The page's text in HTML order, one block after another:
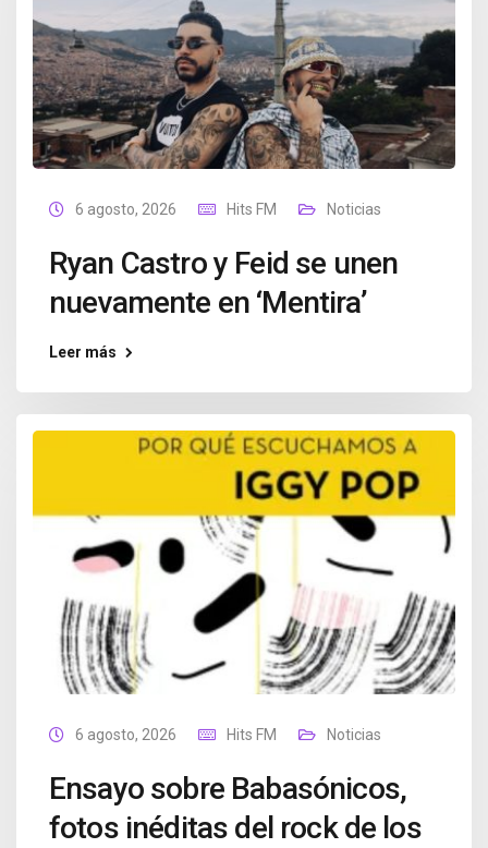
6 agosto, 2026 Hits FM Noticias
Ryan Castro y Feid se unen
nuevamente en ‘Mentira’
Leer más
6 agosto, 2026 Hits FM Noticias
Ensayo sobre Babasónicos,
fotos inéditas del rock de los